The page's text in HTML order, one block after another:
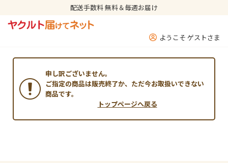
配送手数料 無料＆毎週お届け
ようこそ ゲストさま
申し訳ございません。
ご指定の商品は販売終了か、ただ今お取扱いできない
商品です。
トップページへ戻る